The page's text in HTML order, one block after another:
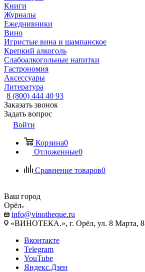
Книги
Журналы
Ежеднивники
Вино
Игристые вина и шампанское
Крепкий алкоголь
Слабоалкогольные напитки
Гастрономия
Аксессуары
Литература
8 (800) 444 40 93
Заказать звонок
Задать вопрос
Войти
Корзина0
Отложенные0
Сравнение товаров0
Ваш город
Орёл
info@vinotheque.ru
«ВИНОТЕКА.», г. Орёл, ул. 8 Марта, 8
Вконтакте
Telegram
YouTube
Яндекс.Дзен